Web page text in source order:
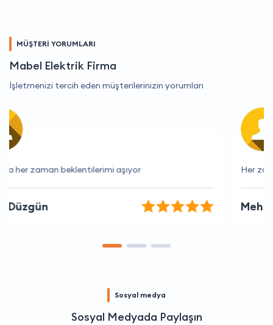
MÜŞTERİ YORUMLARI
Mabel Elektrik Firma
İşletmenizi tercih eden müşterilerinizin yorumları
Her zaman güvenilir ve kaliteli hizmet veriyorlar.
Mehmet Tekin
Sosyal medya
Sosyal Medyada Paylaşın